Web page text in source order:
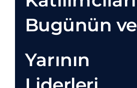
Bugünün ve
Yarının